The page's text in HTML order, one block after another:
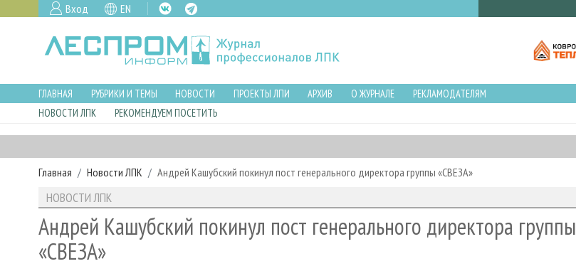
Вход EN
ГЛАВНАЯ РУБРИКИ И ТЕМЫ НОВОСТИ ПРОЕКТЫ ЛПИ АРХИВ О ЖУРНАЛЕ
РЕКЛАМОДАТЕЛЯМ
НОВОСТИ ЛПК
РЕКОМЕНДУЕМ ПОСЕТИТЬ
Главная Новости ЛПК Андрей Кашубский покинул пост генерального директора группы «СВЕЗА»
НОВОСТИ ЛПК
Андрей Кашубский покинул пост генерального директора группы
«СВЕЗА»